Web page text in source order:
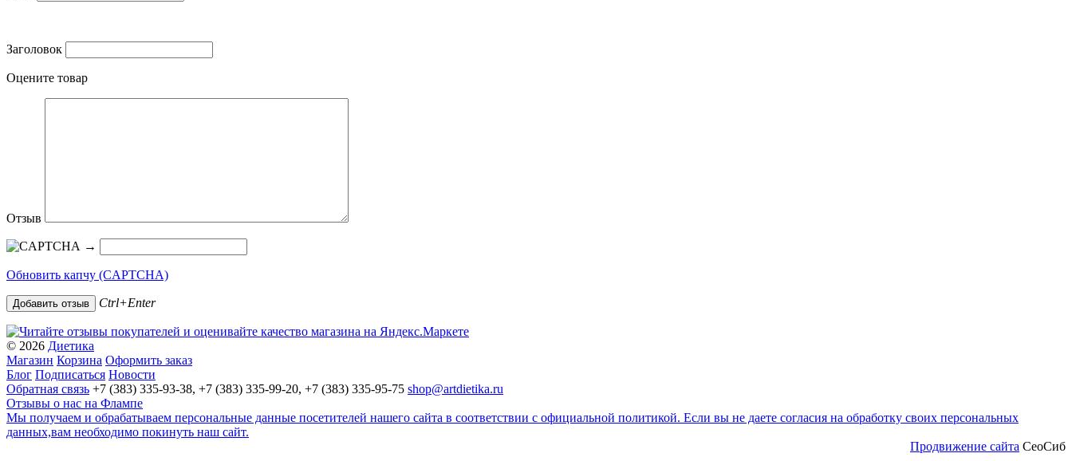
Заголовок
Оцените товар
Отзыв
→
Обновить капчу (CAPTCHA)
Ctrl+Enter
© 2026 Диетика
Магазин Корзина Оформить заказ
Блог Подписаться Новости
Обратная связь +7 (383) 335-93-38, +7 (383) 335-99-20, +7 (383) 335-95-75 shop@artdietika.ru
Отзывы о нас на Флампе
Мы получаем и обрабатываем персональные данные посетителей нашего сайта в соответствии с официальной политикой. Если вы не даете согласия на обработку своих персональных
данных,вам необходимо покинуть наш сайт.
Продвижение сайта СеоСиб